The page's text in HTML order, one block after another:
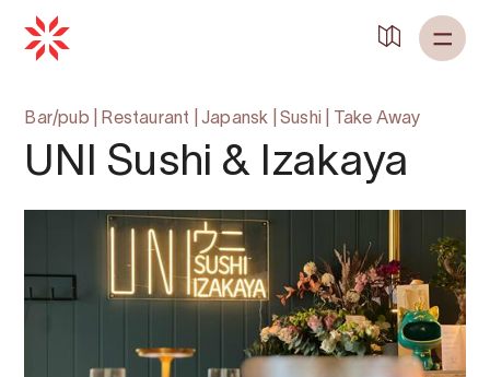
Bar/pub Restaurant |Japansk |Sushi Take Away
UNI Sushi & Izakaya